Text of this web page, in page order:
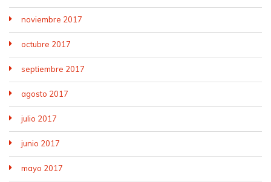
noviembre 2017
octubre 2017
septiembre 2017
agosto 2017
julio 2017
junio 2017
mayo 2017